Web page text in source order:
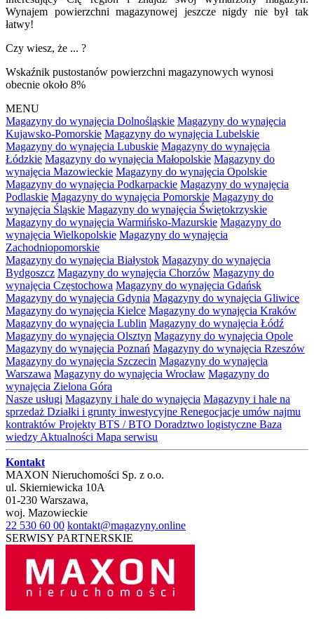
Wynajem powierzchni magazynowej jeszcze nigdy nie był tak
łatwy!
Czy wiesz, że ... ?
Wskaźnik pustostanów powierzchni magazynowych wynosi
obecnie około 8%
MENU
Magazyny do wynajęcia Dolnośląskie Magazyny do wynajęcia
Kujawsko-Pomorskie Magazyny do wynajęcia Lubelskie
Magazyny do wynajęcia Lubuskie Magazyny do wynajęcia
Łódzkie Magazyny do wynajęcia Małopolskie Magazyny do
wynajęcia Mazowieckie Magazyny do wynajęcia Opolskie
Magazyny do wynajęcia Podkarpackie Magazyny do wynajęcia
Podlaskie Magazyny do wynajęcia Pomorskie Magazyny do
wynajęcia Śląskie Magazyny do wynajęcia Świętokrzyskie
Magazyny do wynajęcia Warmińsko-Mazurskie Magazyny do
wynajęcia Wielkopolskie Magazyny do wynajęcia
Zachodniopomorskie
Magazyny do wynajęcia Białystok Magazyny do wynajęcia
Bydgoszcz Magazyny do wynajęcia Chorzów Magazyny do
wynajęcia Częstochowa Magazyny do wynajęcia Gdańsk
Magazyny do wynajęcia Gdynia Magazyny do wynajęcia Gliwice
Magazyny do wynajęcia Kielce Magazyny do wynajęcia Kraków
Magazyny do wynajęcia Lublin Magazyny do wynajęcia Łódź
Magazyny do wynajęcia Olsztyn Magazyny do wynajęcia Opole
Magazyny do wynajęcia Poznań Magazyny do wynajęcia Rzeszów
Magazyny do wynajęcia Szczecin Magazyny do wynajęcia
Warszawa Magazyny do wynajęcia Wrocław Magazyny do
wynajęcia Zielona Góra
Nasze usługi Magazyny i hale do wynajęcia Magazyny i hale na
sprzedaż Działki i grunty inwestycyjne Renegocjacje umów najmu
kontraktów Projekty BTS / BTO Doradztwo logistyczne Baza
wiedzy Aktualności Mapa serwisu
Kontakt
MAXON Nieruchomości Sp. z o.o.
ul. Skierniewicka 10A
01-230 Warszawa,
woj. Mazowieckie
22 530 60 00 kontakt@magazyny.online
SERWISY PARTNERSKIE